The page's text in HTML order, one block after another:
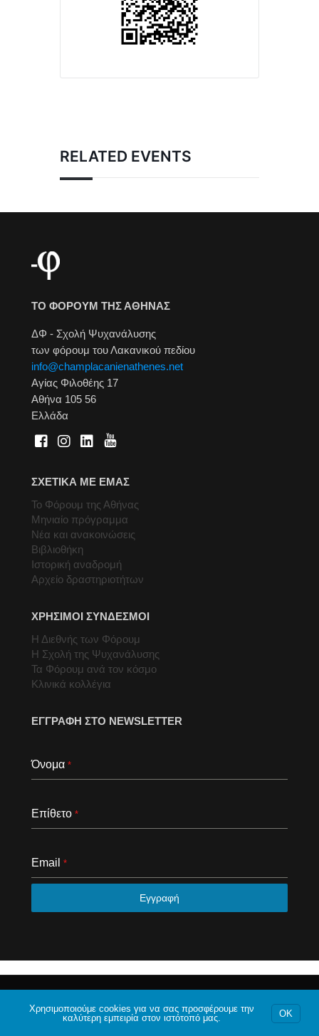
RELATED EVENTS
ΤΟ ΦΟΡΟΥΜ ΤΗΣ ΑΘΗΝΑΣ
ΔΦ - Σχολή Ψυχανάλυσης
των φόρουμ του Λακανικού πεδίου
info@champlacanienathenes.net
Αγίας Φιλοθέης 17
Αθήνα 105 56
Ελλάδα
ΣΧΕΤΙΚΑ ΜΕ ΕΜΑΣ
Το Φόρουμ της Αθήνας
Μηνιαίο πρόγραμμα
Νέα και ανακοινώσεις
Βιβλιοθήκη
Ιστορική αναδρομή
Αρχείο δραστηριοτήτων
ΧΡΗΣΙΜΟΙ ΣΥΝΔΕΣΜΟΙ
Η Διεθνής των Φόρουμ
Η Σχολή της Ψυχανάλυσης
Τα Φόρουμ ανά τον κόσμο
Κλινικά κολλέγια
ΕΓΓΡΑΦΗ ΣΤΟ NEWSLETTER
Όνομα *
Επίθετο *
Email *
Εγγραφή
νομίμου δικαιώματος.
Χρησιμοποιούμε cookies για να σας προσφέρουμε την
καλύτερη εμπειρία στον ιστότοπό μας.
OK